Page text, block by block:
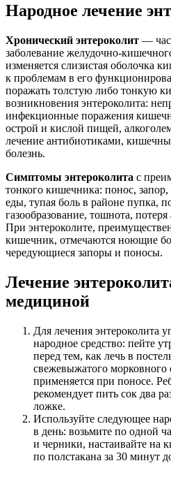
Народное лечение
Хронический энтероколит —
заболевание желудочно-
изменяется слизистая оболочка
к проблемам в его
поражать толстую либо тонкую
возникновения энтероколита:
инфекционные поражения
острой и кислой пищей,
лечение антибиотиками,
болезнь.
Симптомы энтероколита с
тонкого кишечника: понос,
еды, тупая боль в районе пупка,
газообразование, тошнота, потеря
При энтероколите,
кишечник, отмечаются ноющие
чередующиеся запоры и поносы.
Лечение
медициной
Для лечения энтероколита
народное средство: пейте
перед тем, как лечь в
свежевыжатого морковного
применяется при поносе.
рекомендует пить сок два
ложке.
Используйте следующее
в день: возьмите по одной
и черники, настаивайте на
по полстакана за 30 минут